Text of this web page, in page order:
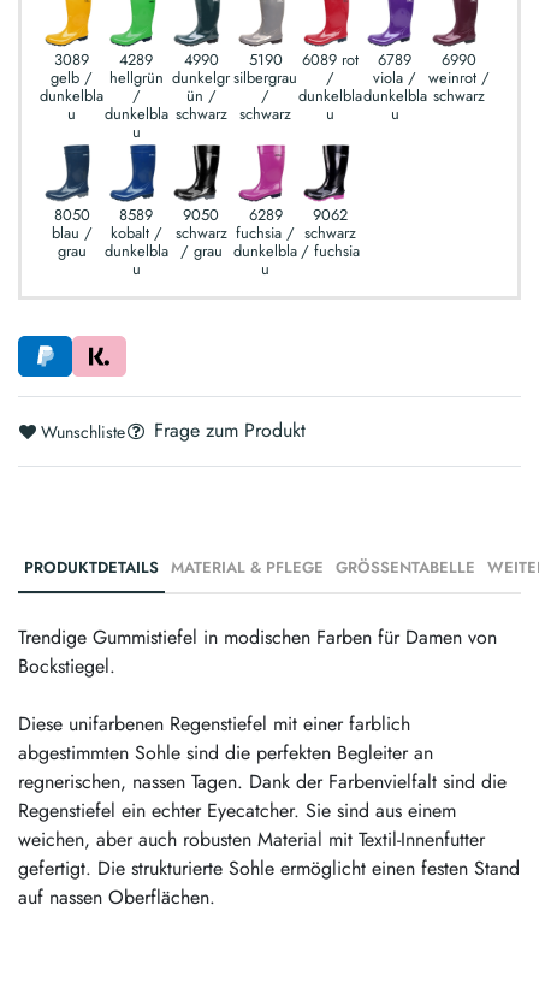
3089
gelb /
dunkelbla
u
4289
hellgrün
/
dunkelbla
u
4990
dunkelgr
ün /
schwarz
5190
silbergrau
/
schwarz
6089 rot
/
dunkelbla
u
6789
viola /
dunkelbla
u
6990
weinrot /
schwarz
8050
blau /
grau
8589
kobalt /
dunkelbla
u
9050
schwarz
/ grau
6289
fuchsia /
dunkelbla
u
9062
schwarz
/ fuchsia
Wunschliste Frage zum Produkt
PRODUKTDETAILS MATERIAL & PFLEGE GRÖSSENTABELLE
Trendige Gummistiefel in modischen Farben für Damen von
Bockstiegel.
Diese unifarbenen Regenstiefel mit einer farblich
abgestimmten Sohle sind die perfekten Begleiter an
regnerischen, nassen Tagen. Dank der Farbenvielfalt sind die
Regenstiefel ein echter Eyecatcher. Sie sind aus einem
weichen, aber auch robusten Material mit Textil-Innenfutter
gefertigt. Die strukturierte Sohle ermöglicht einen festen Stand
auf nassen Oberflächen.